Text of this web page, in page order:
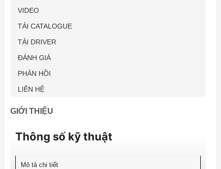
VIDEO
TẢI CATALOGUE
TẢI DRIVER
ĐÁNH GIÁ
PHẢN HỒI
LIÊN HỆ
GIỚI THIỆU
Thông số kỹ thuật
Mô tả chi tiết